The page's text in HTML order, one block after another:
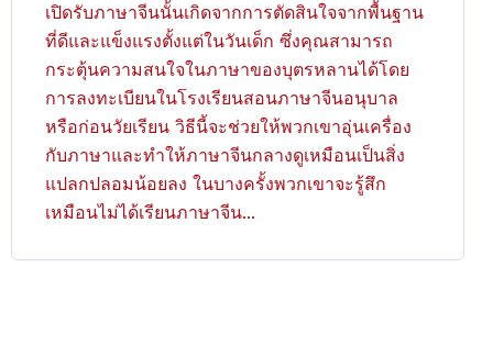
เปิดรับภาษาจีนนั้นเกิดจากการตัดสินใจจากพื้นฐาน
ที่ดีและแข็งแรงตั้งแต่ในวันเด็ก ซึ่งคุณสามารถ
กระตุ้นความสนใจในภาษาของบุตรหลานได้โดย
การลงทะเบียนในโรงเรียนสอนภาษาจีนอนุบาล
หรือก่อนวัยเรียน วิธีนี้จะช่วยให้พวกเขาอุ่นเครื่อง
กับภาษาและทำให้ภาษาจีนกลางดูเหมือนเป็นสิ่ง
แปลกปลอมน้อยลง ในบางครั้งพวกเขาจะรู้สึก
เหมือนไม่ได้เรียนภาษาจีน...